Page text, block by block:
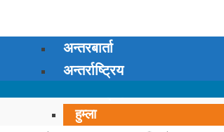
अन्तरबार्ता
अन्तर्राष्ट्रिय
हुम्ला